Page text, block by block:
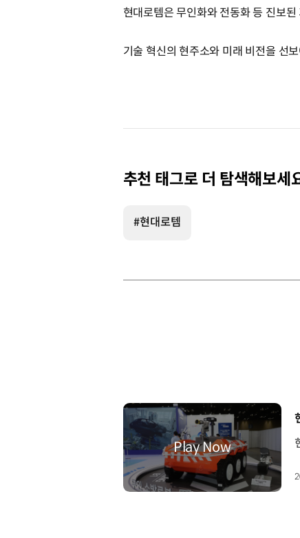
현대로템은 무인화와 전동화 등 진보
기술 혁신의 현주소와 미래 비전을 선
추천 태그로 더 탐색해보세
#현대로템
[